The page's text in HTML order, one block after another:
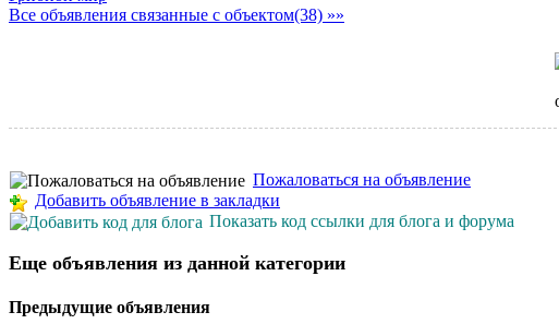
Все объявления связанные с объектом(38) »»
Пожаловаться на объявление
Добавить объявление в закладки
Показать код ссылки для блога и форума
Еще объявления из данной категории
Предыдущие объявления